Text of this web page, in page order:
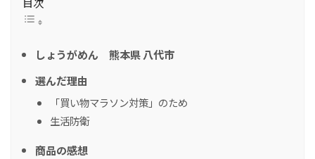
しょうがめん 熊本県 八代市
選んだ理由
「買い物マラソン対策」のため
生活防衛
商品の感想